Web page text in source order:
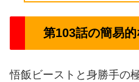
第103話の簡易
悟飯ビーストと身勝手の